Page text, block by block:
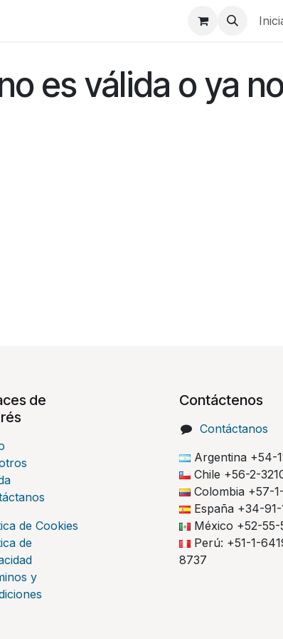
es válida o ya
de
de Cookies
de
y
Contáctenos
Contáctanos
Argentina +54-
Chile +56-2-
Colombia +57-
España +34-
México +52-
Perú: +51-1-
8737